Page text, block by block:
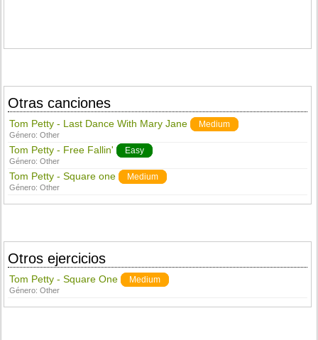
Otras canciones
Tom Petty - Last Dance With Mary Jane Medium
Género:Other
Tom Petty - Free Fallin' Easy
Género:Other
Tom Petty - Square one Medium
Género:Other
Otros ejercicios
Tom Petty - Square One Medium
Género:Other